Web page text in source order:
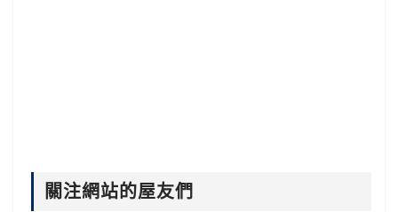
關注網站的屋友們